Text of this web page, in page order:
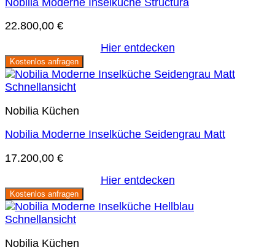
22.800,00 €
Hier entdecken
Kostenlos anfragen
Schnellansicht
Nobilia Küchen
Nobilia Moderne Inselküche Seidengrau Matt
17.200,00 €
Hier entdecken
Kostenlos anfragen
Schnellansicht
Nobilia Küchen